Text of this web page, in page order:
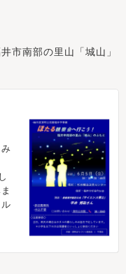
市南部の里山「城山」